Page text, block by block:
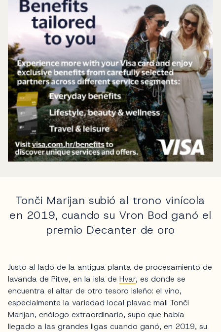
Tonči Marijan subió al trono vinícola
en 2019, cuando su Vron Bod ganó el
premio Decanter de oro
Justo al lado de la antigua planta de procesamiento de
lavanda de Pitve, en la isla de Hvar, es donde se
encuentra el altar de otro tesoro isleño: el vino,
especialmente la variedad local plavac mali Tonči
Marijan, enólogo extraordinario, supo que había
llegado a las grandes ligas cuando ganó, en 2019, su